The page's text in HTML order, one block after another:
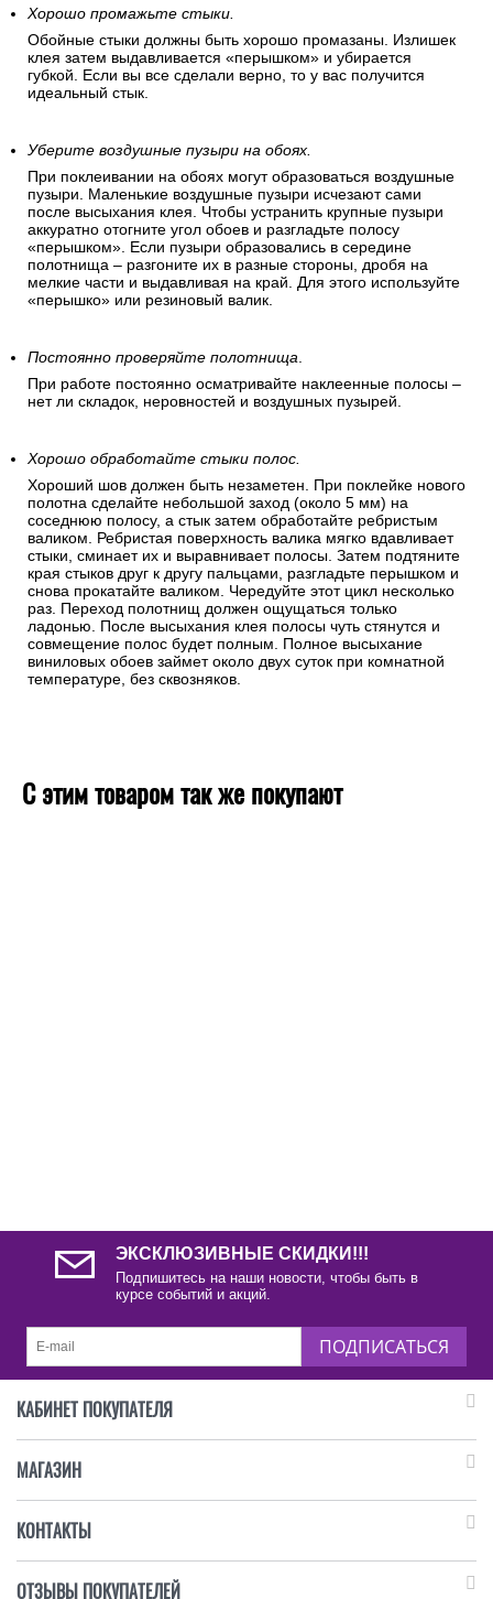
Хорошо промажьте стыки.
Обойные стыки должны быть хорошо промазаны. Излишек
клея затем выдавливается «перышком» и убирается
губкой. Если вы все сделали верно, то у вас получится
идеальный стык.
Уберите воздушные пузыри на обоях.
При поклеивании на обоях могут образоваться воздушные
пузыри. Маленькие воздушные пузыри исчезают сами
после высыхания клея. Чтобы устранить крупные пузыри
аккуратно отогните угол обоев и разгладьте полосу
«перышком». Если пузыри образовались в середине
полотнища – разгоните их в разные стороны, дробя на
мелкие части и выдавливая на край. Для этого используйте
«перышко» или резиновый валик.
Постоянно проверяйте полотнища.
При работе постоянно осматривайте наклеенные полосы –
нет ли складок, неровностей и воздушных пузырей.
Хорошо обработайте стыки полос.
Хороший шов должен быть незаметен. При поклейке нового
полотна сделайте небольшой заход (около 5 мм) на
соседнюю полосу, а стык затем обработайте ребристым
валиком. Ребристая поверхность валика мягко вдавливает
стыки, сминает их и выравнивает полосы. Затем подтяните
края стыков друг к другу пальцами, разгладьте перышком и
снова прокатайте валиком. Чередуйте этот цикл несколько
раз. Переход полотнищ должен ощущаться только
ладонью. После высыхания клея полосы чуть стянутся и
совмещение полос будет полным. Полное высыхание
виниловых обоев займет около двух суток при комнатной
температуре, без сквозняков.
С этим товаром так же покупают
ЭКСКЛЮЗИВНЫЕ СКИДКИ!!!
Подпишитесь на наши новости, чтобы быть в
курсе событий и акций.
ПОДПИСАТЬСЯ
КАБИНЕТ ПОКУПАТЕЛЯ
МАГАЗИН
КОНТАКТЫ
ОТЗЫВЫ ПОКУПАТЕЛЕЙ